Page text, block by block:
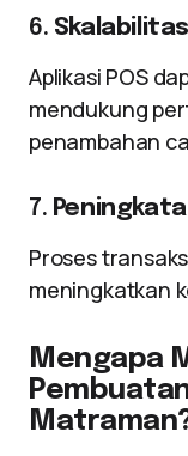
6. Skalabilitas
Aplikasi POS
mendukung
penambahan
7.
Proses
meningkatkan
Mengapa